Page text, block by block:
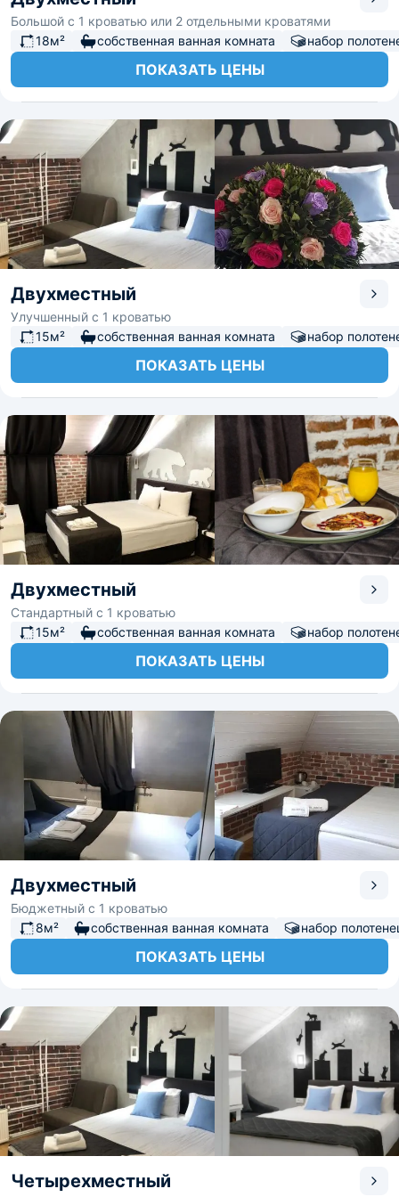
Большой с 1 кроватью или 2 отдельными кроватями
18м²
собственная ванная комната набор
ПОКАЗАТЬ ЦЕНЫ
Двухместный
Улучшенный с 1 кроватью
15м²
собственная ванная комната набор
ПОКАЗАТЬ ЦЕНЫ
Двухместный
Стандартный с 1 кроватью
15м²
собственная ванная комната набор
ПОКАЗАТЬ ЦЕНЫ
Двухместный
Бюджетный с 1 кроватью
8м²
собственная ванная комната набор
ПОКАЗАТЬ ЦЕНЫ
Четырехместный